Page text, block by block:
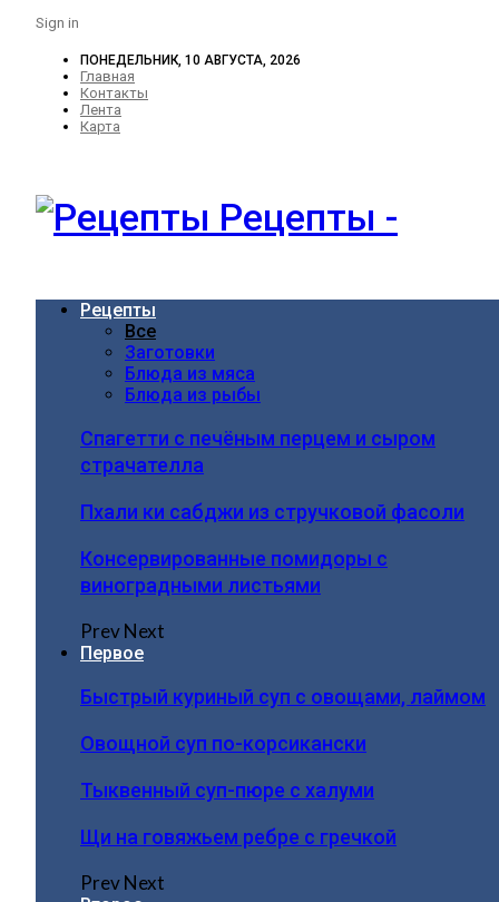
Sign in
ПОНЕДЕЛЬНИК, 10 АВГУСТА, 2026
Главная
Контакты
Лента
Карта
Рецепты -
Рецепты
Все
Заготовки
Блюда из мяса
Блюда из рыбы
Спагетти с печёным перцем и сыром
страчателла
Пхали ки сабджи из стручковой фасоли
Консервированные помидоры с
виноградными листьями
PrevNext
Первое
Быстрый куриный суп с овощами, лаймом
Овощной суп по-корсикански
Тыквенный суп-пюре с халуми
Щи на говяжьем ребре с гречкой
PrevNext